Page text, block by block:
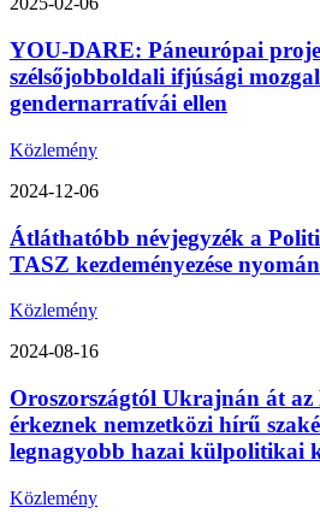
YOU-DARE: Páneurópai
szélsőjobboldali ifjúsági
gendernarratívái ellen
Közlemény
2024-12-06
Átláthatóbb névjegyzék a
TASZ kezdeményezése nyomán
Közlemény
2024-08-16
Oroszországtól Ukrajnán át
érkeznek nemzetközi hírű
legnagyobb hazai külpolitikai
Közlemény